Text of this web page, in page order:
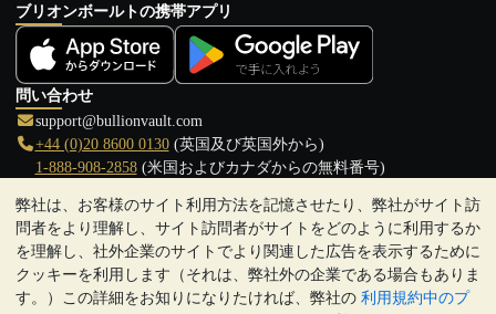
弊社は、お客様のサイト利用方法を記憶させたり、弊社がサイト訪
問者をより理解し、サイト訪問者がサイトをどのように利用するか
を理解し、社外企業のサイトでより関連した広告を表示するために
クッキーを利用します（それは、弊社外の企業である場合もありま
す。）この詳細をお知りになりたければ、弊社の 利用規約中のプ
ブリオンボールトの携帯アプリ
問い合わせ
support@bullionvault.com
+44 (0)20 8600 0130(英国及び英国外から)
1-888-908-2858(米国およびカナダからの無料番号)
クリックして通話を開始
営業時間:
9:00～20:30 (英国), 月曜日から金曜日
17:00～2:30（日本時間）, 月曜日から金曜日